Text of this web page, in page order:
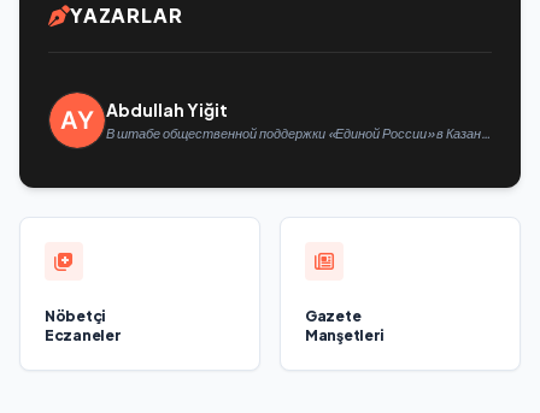
YAZARLAR
Abdullah Yiğit
В штабе общественной поддержки «Единой России» в Казани
Nöbetçi
Eczaneler
Gazete
Manşetleri